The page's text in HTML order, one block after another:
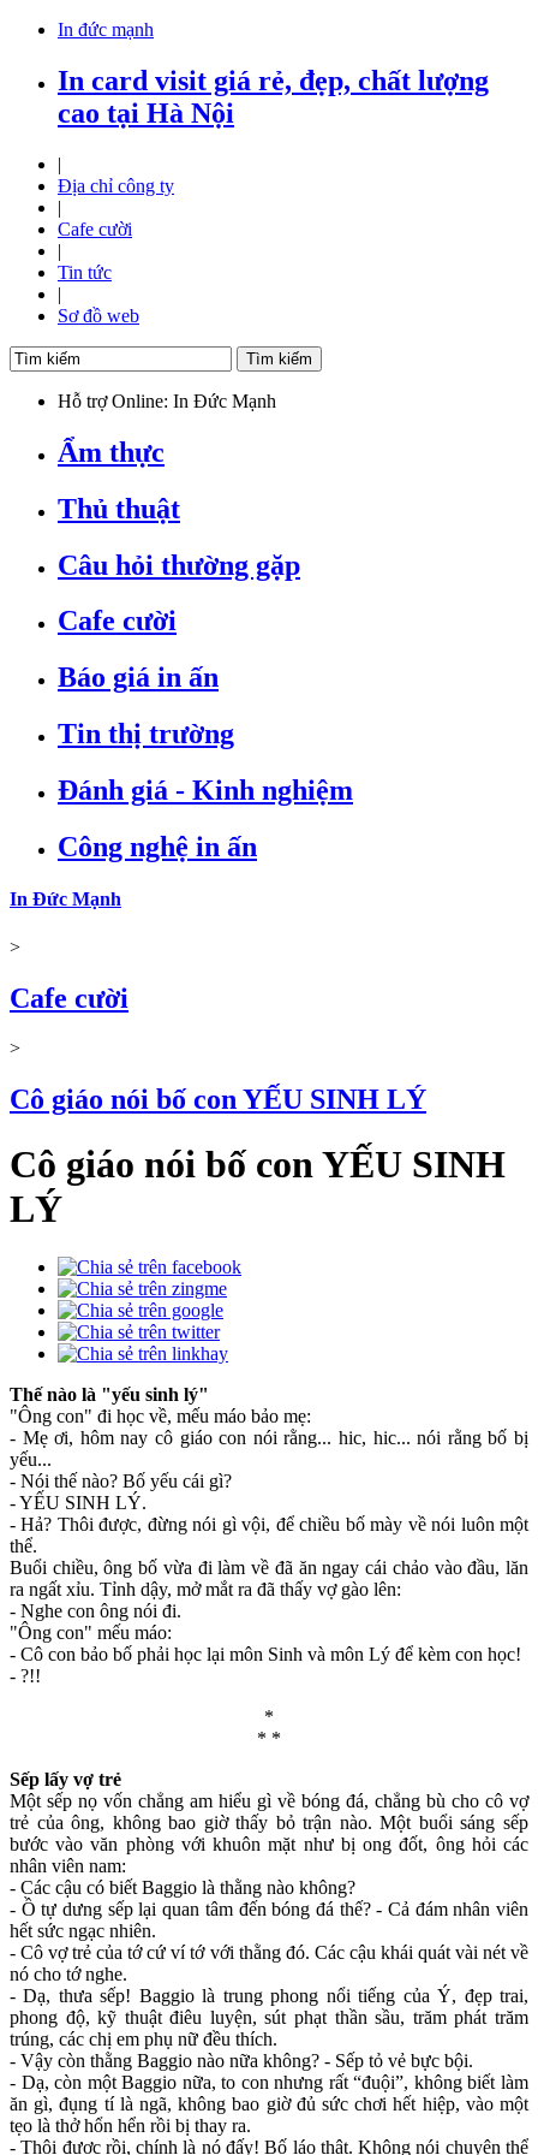
In đức mạnh
In card visit giá rẻ, đẹp, chất lượng
cao tại Hà Nội
|
Địa chỉ công ty
|
Cafe cười
|
Tin tức
|
Sơ đồ web
Hỗ trợ Online: In Đức Mạnh
Ẩm thực
Thủ thuật
Câu hỏi thường gặp
Cafe cười
Báo giá in ấn
Tin thị trường
Đánh giá - Kinh nghiệm
Công nghệ in ấn
In Đức Mạnh
>
Cafe cười
>
Cô giáo nói bố con YẾU SINH LÝ
Cô giáo nói bố con YẾU SINH
LÝ
Thế nào là "yếu sinh lý"
"Ông con" đi học về, mếu máo bảo mẹ:
- Mẹ ơi, hôm nay cô giáo con nói rằng... hic, hic... nói rằng bố bị
yếu...
- Nói thế nào? Bố yếu cái gì?
- YẾU SINH LÝ.
- Hả? Thôi được, đừng nói gì vội, để chiều bố mày về nói luôn một
thể.
Buổi chiều, ông bố vừa đi làm về đã ăn ngay cái chảo vào đầu, lăn
ra ngất xỉu. Tỉnh dậy, mở mắt ra đã thấy vợ gào lên:
- Nghe con ông nói đi.
"Ông con" mếu máo:
- Cô con bảo bố phải học lại môn Sinh và môn Lý để kèm con học!
- ?!!
*
* *
Sếp lấy vợ trẻ
Một sếp nọ vốn chẳng am hiểu gì về bóng đá, chẳng bù cho cô vợ
trẻ của ông, không bao giờ thấy bỏ trận nào. Một buổi sáng sếp
bước vào văn phòng với khuôn mặt như bị ong đốt, ông hỏi các
nhân viên nam:
- Các cậu có biết Baggio là thằng nào không?
- Ồ tự dưng sếp lại quan tâm đến bóng đá thế? - Cả đám nhân viên
hết sức ngạc nhiên.
- Cô vợ trẻ của tớ cứ ví tớ với thằng đó. Các cậu khái quát vài nét về
nó cho tớ nghe.
- Dạ, thưa sếp! Baggio là trung phong nổi tiếng của Ý, đẹp trai,
phong độ, kỹ thuật điêu luyện, sút phạt thần sầu, trăm phát trăm
trúng, các chị em phụ nữ đều thích.
- Vậy còn thằng Baggio nào nữa không? - Sếp tỏ vẻ bực bội.
- Dạ, còn một Baggio nữa, to con nhưng rất “đuội”, không biết làm
ăn gì, đụng tí là ngã, không bao giờ đủ sức chơi hết hiệp, vào một
tẹo là thở hổn hển rồi bị thay ra.
- Thôi được rồi, chính là nó đấy! Bố láo thật. Không nói chuyện thể